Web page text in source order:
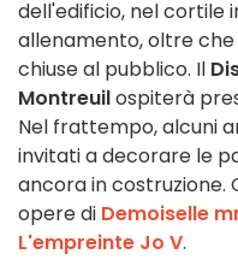
dell'edificio, nel cortile
allenamento, oltre
chiuse al pubblico. Il
Montreuilospiterà
Nel frattempo, alcuni
invitati a decorare le
ancora in costruzione.
opere di Demoiselle
L'empreinte Jo V.